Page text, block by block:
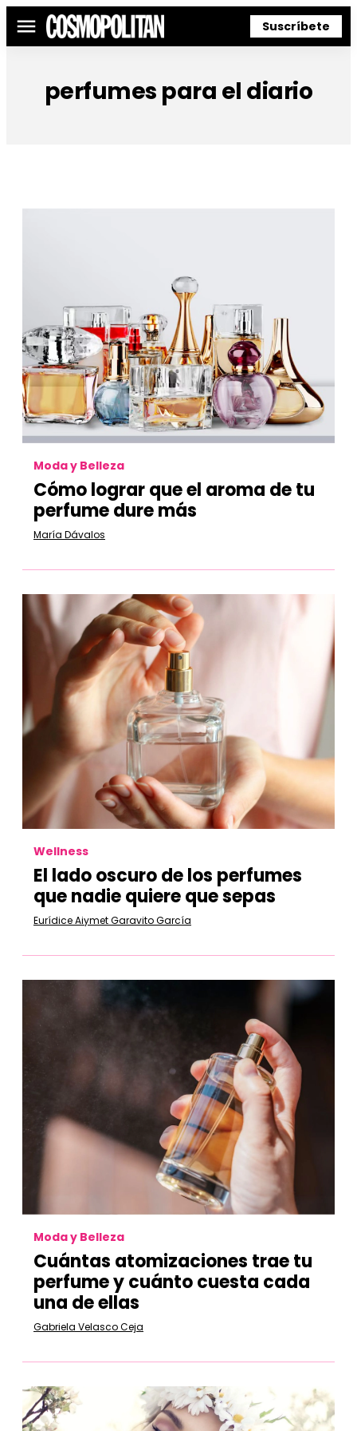
Menú Suscríbete
perfumes para el diario
Moda y Belleza
Cómo lograr que el aroma de tu
perfume dure más
María Dávalos
Wellness
El lado oscuro de los perfumes
que nadie quiere que sepas
Eurídice Aiymet Garavito García
Moda y Belleza
Cuántas atomizaciones trae tu
perfume y cuánto cuesta cada
una de ellas
Gabriela Velasco Ceja